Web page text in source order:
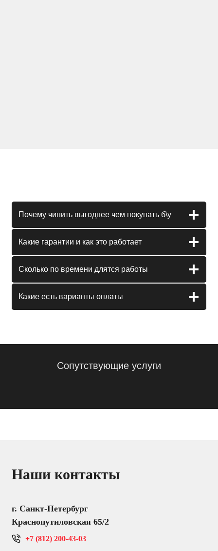
Почему чинить выгоднее чем покупать б\у
Какие гарантии и как это работает
Сколько по времени длятся работы
Какие есть варианты оплаты
Сопутствующие услуги
Наши контакты
г. Санкт-Петербург
Краснопутиловская 65/2
+7 (812) 200-43-03